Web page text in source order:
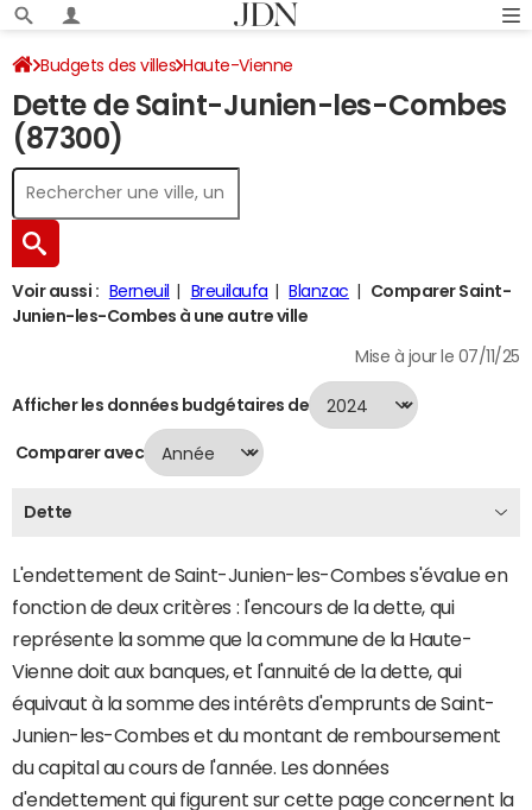
Budgets des villes Haute-Vienne
Saint-Junien-les-Combes Dette au 31/12/2024
Dette de Saint-Junien-les-Combes
(87300)
Voir aussi : Berneuil Breuilaufa Blanzac
Comparer Saint-
Junien-les-Combes à une autre ville
Mise à jour le 07/11/25
Afficher les données budgétaires de
Comparer avec
Dette
L'endettement de Saint-Junien-les-Combes s'évalue en
fonction de deux critères : l'encours de la dette, qui
représente la somme que la commune de la Haute-
Vienne doit aux banques, et l'annuité de la dette, qui
équivaut à la somme des intérêts d'emprunts de Saint-
Junien-les-Combes et du montant de remboursement
du capital au cours de l'année. Les données
d'endettement qui figurent sur cette page concernent la